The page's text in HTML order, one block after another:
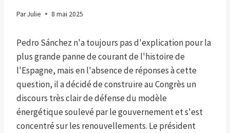
ParJulie 8 mai 2025
Pedro Sánchez n'a toujours pas d'explication pour la
plus grande panne de courant de l'histoire de
l'Espagne, mais en l'absence de réponses à cette
question, il a décidé de construire au Congrès un
discours très clair de défense du modèle
énergétique soulevé par le gouvernement et s'est
concentré sur les renouvellements. Le président